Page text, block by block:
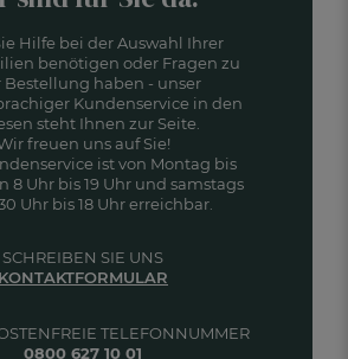
Hilfe bei der Auswahl Ihrer
benötigen oder Fragen zu
Bestellung haben - unser
Kundenservice in den
steht Ihnen zur Seite.
freuen uns auf Sie!
ist von Montag bis
8 Uhr bis 19 Uhr und samstags
Uhr bis 18 Uhr erreichbar.
TELEFONNUMMER
0800 627 10 01
SCHREIBEN SIE UNS
KONTAKTFORMULAR